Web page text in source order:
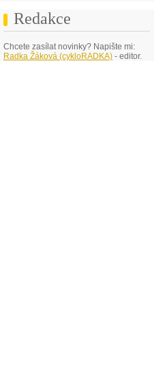
Redakce
Chcete zasílat novinky? Napište mi:
Radka Žáková (cykloRADKA) - editor.